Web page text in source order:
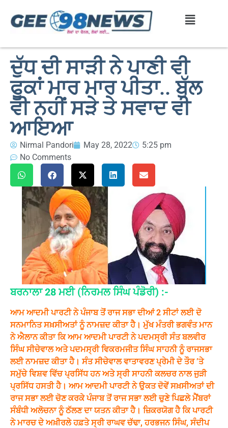
ਦੁੱਧ ਦੀ ਸਾੜੀ ਨੇ ਪਾਣੀ ਵੀ
ਫੂਕਾਂ ਮਾਰ ਮਾਰ ਪੀਤਾ.. ਬੁੱਲ
ਵੀ ਨਹੀਂ ਸੜੇ ਤੇ ਸਵਾਦ ਵੀ
ਆਇਆ
Nirmal Pandori May 28, 2022
5:25 pm
No Comments
ਬਰਨਾਲਾ 28 ਮਈ (ਨਿਰਮਲ ਸਿੰਘ ਪੰਡੋਰੀ) :-
ਆਮ ਆਦਮੀ ਪਾਰਟੀ ਨੇ ਪੰਜਾਬ ਤੋਂ ਰਾਜ ਸਭਾ ਦੀਆਂ 2 ਸੀਟਾਂ ਲਈ ਦੋ
ਸਨਮਾਨਿਤ ਸਖ਼ਸੀਅਤਾਂ ਨੂੰ ਨਾਮਜ਼ਦ ਕੀਤਾ ਹੈ। ਮੁੱਖ ਮੰਤਰੀ ਭਗਵੰਤ ਮਾਨ
ਨੇ ਐਲਾਨ ਕੀਤਾ ਕਿ ਆਮ ਆਦਮੀ ਪਾਰਟੀ ਨੇ ਪਦਮਸ੍ਰੀ ਸੰਤ ਬਲਵੀਰ
ਸਿੰਘ ਸੀਚੇਵਾਲ ਅਤੇ ਪਦਮਸ੍ਰੀ ਵਿਕਰਮਜੀਤ ਸਿੰਘ ਸਾਹਨੀ ਨੂੰ ਰਾਜਸਭਾ
ਲਈ ਨਾਮਜ਼ਦ ਕੀਤਾ ਹੈ। ਸੰਤ ਸੀਚੇਵਾਲ ਵਾਤਾਵਰਣ ਪ੍ਰੇਮੀ ਦੇ ਤੌਰ ’ਤੇ
ਸਮੁੱਚੇ ਵਿਸ਼ਵ ਵਿੱਚ ਪ੍ਰਸਿੱਧ ਹਨ ਅਤੇ ਸ੍ਰੀ ਸਾਹਨੀ ਕਲਚਰ ਨਾਲ ਜੁੜੀ
ਪ੍ਰਸਿੱਧ ਹਸਤੀ ਹੈ। ਆਮ ਆਦਮੀ ਪਾਰਟੀ ਨੇ ਉਕਤ ਦੋਵੇਂ ਸਖ਼ਸੀਅਤਾਂ ਦੀ
ਰਾਜ ਸਭਾ ਲਈ ਚੋਣ ਕਰਕੇ ਪੰਜਾਬ ਤੋਂ ਰਾਜ ਸਭਾ ਲਈ ਚੁਣੇ ਪਿਛਲੇ ਮੈਂਬਰਾਂ
ਸੰਬੰਧੀ ਅਲੋਚਨਾ ਨੂੰ ਠੱਲਣ ਦਾ ਯਤਨ ਕੀਤਾ ਹੈ। ਜ਼ਿਕਰਯੋਗ ਹੈ ਕਿ ਪਾਰਟੀ
ਨੇ ਮਾਰਚ ਦੇ ਅਖ਼ੀਰਲੇ ਹਫ਼ਤੇ ਸ੍ਰੀ ਰਾਘਵ ਚੱਢਾ, ਹਰਭਜਨ ਸਿੰਘ, ਸੰਦੀਪ